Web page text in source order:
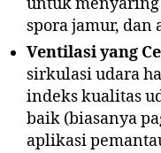
spora jamur, dan
Ventilasi yang
sirkulasi udara
indeks kualitas
baik (biasanya
aplikasi